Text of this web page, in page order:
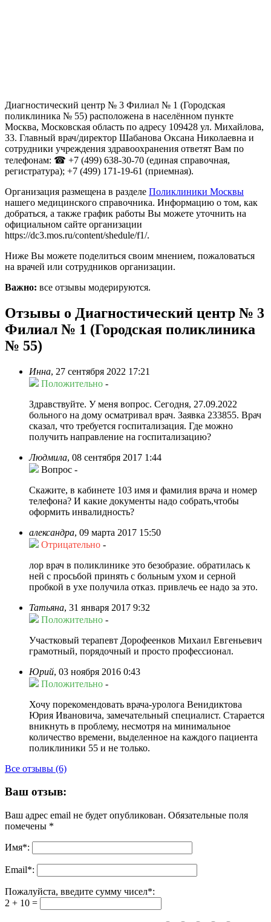
Диагностический центр № 3 Филиал № 1 (Городская
поликлиника № 55) расположена в населённом пункте
Москва, Московская область по адресу 109428 ул. Михайлова,
33. Главный врач/директор Шабанова Оксана Николаевна и
сотрудники учреждения здравоохранения ответят Вам по
телефонам: ☎ +7 (499) 638-30-70 (единая справочная,
регистратура); +7 (499) 171-19-61 (приемная).
Организация размещена в разделе Поликлиники Москвы
нашего медицинского справочника. Информацию о том, как
добраться, а также график работы Вы можете уточнить на
официальном сайте организации
https://dc3.mos.ru/content/shedule/f1/.
Ниже Вы можете поделиться своим мнением, пожаловаться
на врачей или сотрудников организации.
Важно: все отзывы модерируются.
Отзывы о Диагностический центр № 3
Филиал № 1 (Городская поликлиника
№ 55)
Инна, 27 сентября 2022 17:21
Положительно -
Здравствуйте. У меня вопрос. Сегодня, 27.09.2022
больного на дому осматривал врач. Заявка 233855. Врач
сказал, что требуется госпитализация. Где можно
получить направление на госпитализацию?
Людмила, 08 сентября 2017 1:44
Вопрос -
Скажите, в кабинете 103 имя и фамилия врача и номер
телефона? И какие документы надо собрать,чтобы
оформить инвалидность?
александра, 09 марта 2017 15:50
Отрицательно -
лор врач в поликлинике это безобразие. обратилась к
ней с просьбой принять с больным ухом и серной
пробкой в ухе получила отказ. привлечь ее надо за это.
Татьяна, 31 января 2017 9:32
Положительно -
Участковый терапевт Дорофеенков Михаил Евгеньевич
грамотный, порядочный и просто профессионал.
Юрий, 03 ноября 2016 0:43
Положительно -
Хочу порекомендовать врача-уролога Венидиктова
Юрия Ивановича, замечательный специалист. Старается
вникнуть в проблему, несмотря на минимальное
количество времени, выделенное на каждого пациента
поликлиники 55 и не только.
Все отзывы (6)
Ваш отзыв:
Ваш адрес email не будет опубликован. Обязательные поля
помечены *
Имя*:
Email*:
Пожалуйста, введите сумму чисел*:
2 + 10 =